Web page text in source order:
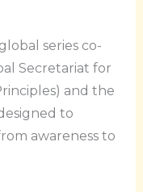
series co-
Secretariat for
and the
to
awareness to